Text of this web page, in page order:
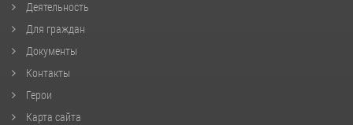
Деятельность
Для граждан
Документы
Контакты
Герои
Карта сайта